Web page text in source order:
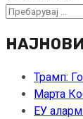
Пребарувај
Трамп:
Марта
ЕУ